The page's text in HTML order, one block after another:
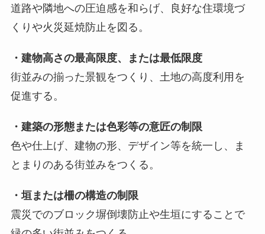
道路や隣地への圧迫感を和らげ、良好な住環境づ
くりや火災延焼防止を図る。
・建物高さの最高限度、または最低限度
街並みの揃った景観をつくり、土地の高度利用を
促進する。
・建築の形態または色彩等の意匠の制限
色や仕上げ、建物の形、デザイン等を統一し、ま
とまりのある街並みをつくる。
・垣または柵の構造の制限
震災でのブロック塀倒壊防止や生垣にすることで